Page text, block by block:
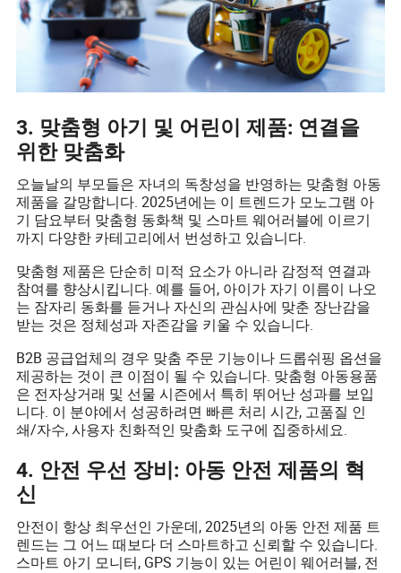
3. 맞춤형 아기 및 어린이 제품: 연결을
위한 맞춤화
오늘날의 부모들은 자녀의 독창성을 반영하는 맞춤형 아동
제품을 갈망합니다. 2025년에는 이 트렌드가 모노그램 아
기 담요부터 맞춤형 동화책 및 스마트 웨어러블에 이르기
까지 다양한 카테고리에서 번성하고 있습니다.
맞춤형 제품은 단순히 미적 요소가 아니라 감정적 연결과
참여를 향상시킵니다. 예를 들어, 아이가 자기 이름이 나오
는 잠자리 동화를 듣거나 자신의 관심사에 맞춘 장난감을
받는 것은 정체성과 자존감을 키울 수 있습니다.
B2B 공급업체의 경우 맞춤 주문 기능이나 드롭쉬핑 옵션을
제공하는 것이 큰 이점이 될 수 있습니다. 맞춤형 아동용품
은 전자상거래 및 선물 시즌에서 특히 뛰어난 성과를 보입
니다. 이 분야에서 성공하려면 빠른 처리 시간, 고품질 인
쇄/자수, 사용자 친화적인 맞춤화 도구에 집중하세요.
4. 안전 우선 장비: 아동 안전 제품의 혁
신
안전이 항상 최우선인 가운데, 2025년의 아동 안전 제품 트
렌드는 그 어느 때보다 더 스마트하고 신뢰할 수 있습니다.
스마트 아기 모니터, GPS 기능이 있는 어린이 웨어러블, 전